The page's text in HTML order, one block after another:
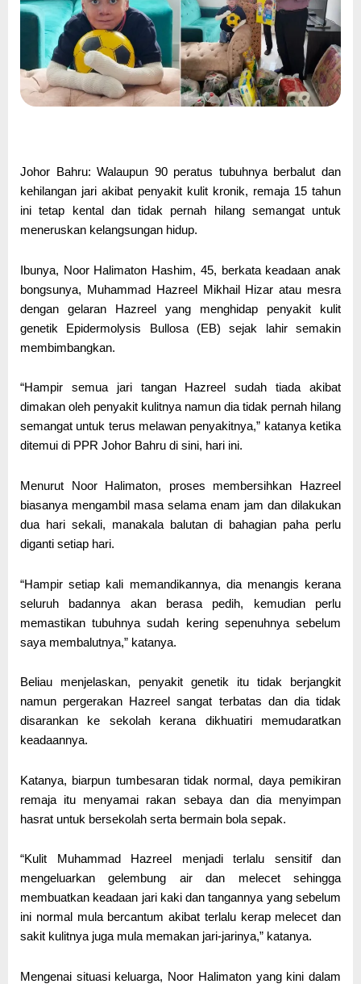
Johor Bahru: Walaupun 90 peratus tubuhnya berbalut dan
kehilangan jari akibat penyakit kulit kronik, remaja 15 tahun
ini tetap kental dan tidak pernah hilang semangat untuk
meneruskan kelangsungan hidup.
Ibunya, Noor Halimaton Hashim, 45, berkata keadaan anak
bongsunya, Muhammad Hazreel Mikhail Hizar atau mesra
dengan gelaran Hazreel yang menghidap penyakit kulit
genetik Epidermolysis Bullosa (EB) sejak lahir semakin
membimbangkan.
“Hampir semua jari tangan Hazreel sudah tiada akibat
dimakan oleh penyakit kulitnya namun dia tidak pernah hilang
semangat untuk terus melawan penyakitnya,” katanya ketika
ditemui di PPR Johor Bahru di sini, hari ini.
Menurut Noor Halimaton, proses membersihkan Hazreel
biasanya mengambil masa selama enam jam dan dilakukan
dua hari sekali, manakala balutan di bahagian paha perlu
diganti setiap hari.
“Hampir setiap kali memandikannya, dia menangis kerana
seluruh badannya akan berasa pedih, kemudian perlu
memastikan tubuhnya sudah kering sepenuhnya sebelum
saya membalutnya,” katanya.
Beliau menjelaskan, penyakit genetik itu tidak berjangkit
namun pergerakan Hazreel sangat terbatas dan dia tidak
disarankan ke sekolah kerana dikhuatiri memudaratkan
keadaannya.
Katanya, biarpun tumbesaran tidak normal, daya pemikiran
remaja itu menyamai rakan sebaya dan dia menyimpan
hasrat untuk bersekolah serta bermain bola sepak.
“Kulit Muhammad Hazreel menjadi terlalu sensitif dan
mengeluarkan gelembung air dan melecet sehingga
membuatkan keadaan jari kaki dan tangannya yang sebelum
ini normal mula bercantum akibat terlalu kerap melecet dan
sakit kulitnya juga mula memakan jari-jarinya,” katanya.
Mengenai situasi keluarga, Noor Halimaton yang kini dalam